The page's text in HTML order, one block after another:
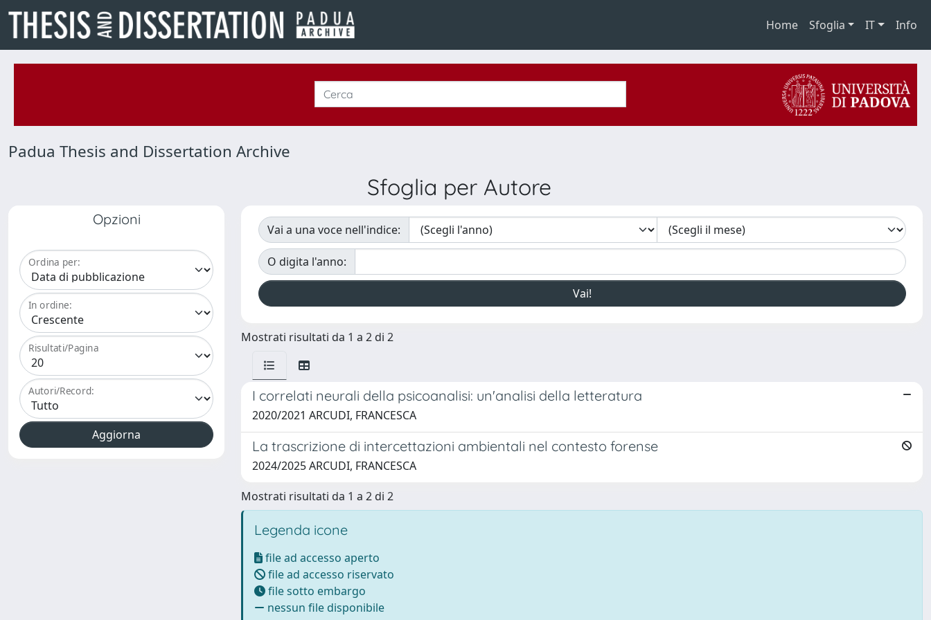
Home Sfoglia IT Info
Padua Thesis and Dissertation Archive
Sfoglia per Autore
Opzioni
Ordina per:
In ordine:
Risultati/Pagina
Autori/Record:
Vai a una voce nell'indice:
O digita l'anno:
Mostrati risultati da 1 a 2 di 2
I correlati neurali della psicoanalisi: un'analisi della letteratura
2020/2021 ARCUDI, FRANCESCA
La trascrizione di intercettazioni ambientali nel contesto forense
2024/2025 ARCUDI, FRANCESCA
Mostrati risultati da 1 a 2 di 2
Legenda icone
file ad accesso aperto
file ad accesso riservato
file sotto embargo
nessun file disponibile